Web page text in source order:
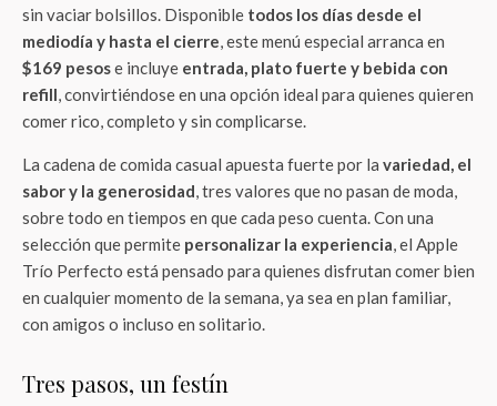
sin vaciar bolsillos. Disponible todos los días desde el
mediodía y hasta el cierre, este menú especial arranca en
$169 pesose incluye entrada, plato fuerte y bebida con
refill, convirtiéndose en una opción ideal para quienes quieren
comer rico, completo y sin complicarse.
La cadena de comida casual apuesta fuerte por la variedad, el
sabor y la generosidad, tres valores que no pasan de moda,
sobre todo en tiempos en que cada peso cuenta. Con una
selección que permite personalizar la experiencia, el Apple
Trío Perfecto está pensado para quienes disfrutan comer bien
en cualquier momento de la semana, ya sea en plan familiar,
con amigos o incluso en solitario.
Tres pasos, un festín